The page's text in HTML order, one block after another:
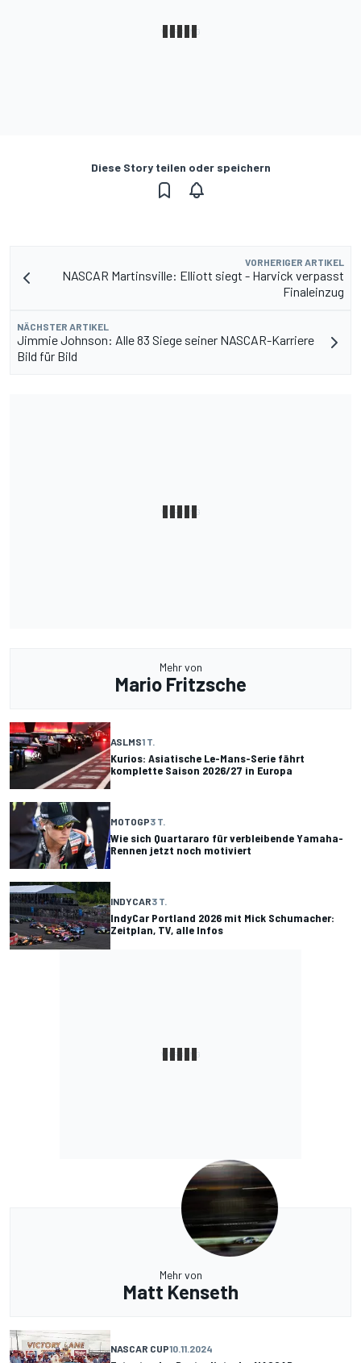
Diese Story teilen oder speichern
VORHERIGER ARTIKEL
NASCAR Martinsville: Elliott siegt - Harvick verpasst
Finaleinzug
NÄCHSTER ARTIKEL
Jimmie Johnson: Alle 83 Siege seiner NASCAR-Karriere
Bild für Bild
Mehr von
Mario Fritzsche
ASLMS1 T.
Kurios: Asiatische Le-Mans-Serie fährt
komplette Saison 2026/27 in Europa
MOTOGP3 T.
Wie sich Quartararo für verbleibende Yamaha-
Rennen jetzt noch motiviert
INDYCAR3 T.
IndyCar Portland 2026 mit Mick Schumacher:
Zeitplan, TV, alle Infos
Mehr von
Matt Kenseth
NASCAR CUP10.11.2024